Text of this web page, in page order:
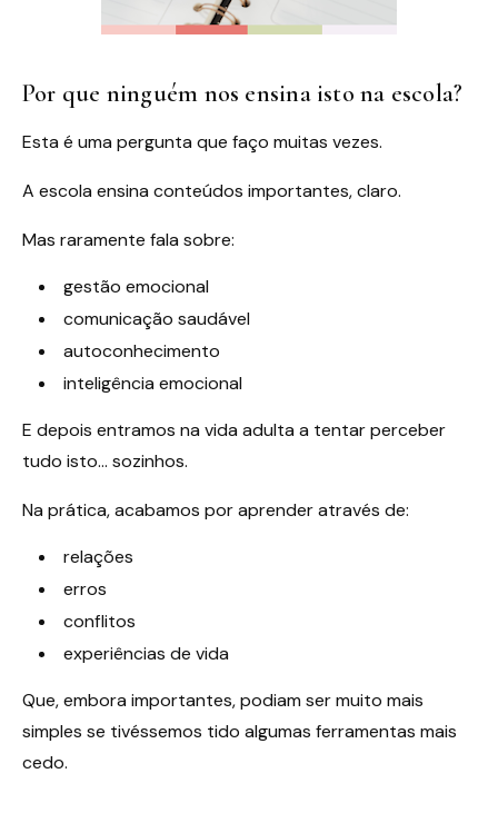
Por que ninguém nos ensina isto na escola?
Esta é uma pergunta que faço muitas vezes.
A escola ensina conteúdos importantes, claro.
Mas raramente fala sobre:
gestão emocional
comunicação saudável
autoconhecimento
inteligência emocional
E depois entramos na vida adulta a tentar perceber
tudo isto… sozinhos.
Na prática, acabamos por aprender através de:
relações
erros
conflitos
experiências de vida
Que, embora importantes, podiam ser muito mais
simples se tivéssemos tido algumas ferramentas mais
cedo.